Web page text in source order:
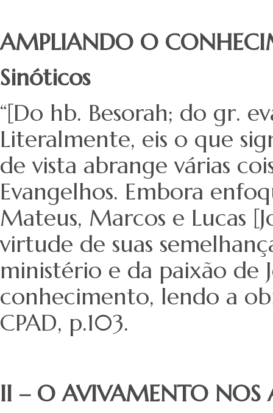
AMPLIANDO O
Sinóticos
“[Do hb. Besorah; do gr.
Literalmente, eis o que
de vista abrange várias
Evangelhos. Embora
Mateus, Marcos e Lucas
virtude de suas
ministério e da paixão de
conhecimento, lendo a
CPAD, p.103.
II – O AVIVAMENTO NOS